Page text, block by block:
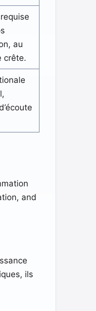
au
crête.
and
ils